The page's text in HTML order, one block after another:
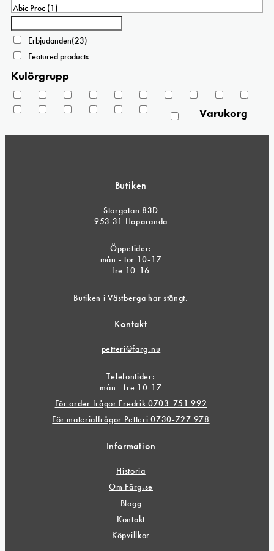
Erbjudanden(23)
Featured products
Kulörgrupp
Varukorg
Butiken
Storgatan 83D
953 31 Haparanda
Öppetider:
mån - tor 10-17
fre 10-16
Butiken i Västberga har stängt.
Kontakt
petteri@farg.nu
Telefontider:
mån - fre 10-17
För order frågor Fredrik 0703-751 992
För materialfrågor Petteri 0730-727 978
Information
Historia
Om Färg.se
Blogg
Kontakt
Köpvillkor